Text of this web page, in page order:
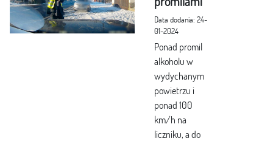
Data dodania: 24-
01-2024
Ponad promil
alkoholu w
wydychanym
powietrzu i
ponad 100
km/h na
liczniku, a do